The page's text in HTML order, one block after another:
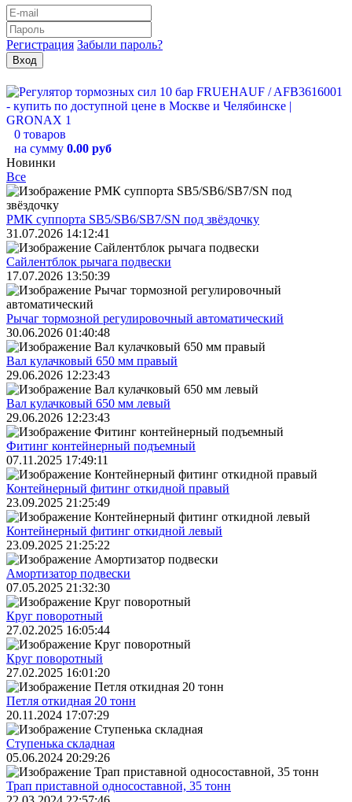
Регистрация Забыли пароль?
0 товаров
на сумму 0.00 руб
Новинки
Все
РМК суппорта SB5/SB6/SB7/SN под звёздочку
31.07.2026 14:12:41
Сайлентблок рычага подвески
17.07.2026 13:50:39
Рычаг тормозной регулировочный автоматический
30.06.2026 01:40:48
Вал кулачковый 650 мм правый
29.06.2026 12:23:43
Вал кулачковый 650 мм левый
29.06.2026 12:23:43
Фитинг контейнерный подъемный
07.11.2025 17:49:11
Контейнерный фитинг откидной правый
23.09.2025 21:25:49
Контейнерный фитинг откидной левый
23.09.2025 21:25:22
Амортизатор подвески
07.05.2025 21:32:30
Круг поворотный
27.02.2025 16:05:44
Круг поворотный
27.02.2025 16:01:20
Петля откидная 20 тонн
20.11.2024 17:07:29
Ступенька складная
05.06.2024 20:29:26
Трап приставной односоставной, 35 тонн